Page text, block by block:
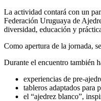
La actividad contará con un
Federación Uruguaya de
diversidad, educación y
Como apertura de la jornada,
Durante el encuentro también
experiencias de pre-
tableros adaptados para
el “ajedrez blanco”,